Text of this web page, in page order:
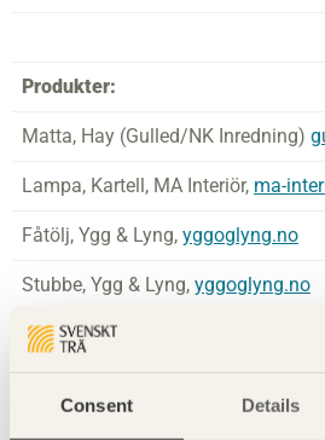
Consent Details
Produkter:
Matta, Hay (Gulled/NK Inredning)
Lampa, Kartell, MA Interiör, ma-
Fåtölj, Ygg & Lyng, yggoglyng.no
Stubbe, Ygg & Lyng, yggoglyng.no
Övrig rekvisita privat.